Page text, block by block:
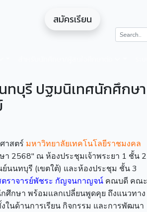
สมัครเรียน
ทบุรี ปฐมนิเทศนักศึกษา
าสตร์ มหาวิทยาลัยเทคโนโลยีราชมงคล
2568" ณ ห้องประชุมเจ้าพระยา 1 ชั้น 2
นทบุรี (เขตใต้) และห้องประชุม ชั้น 3
ตราจารย์พัชระ กัญจนกาญจน์คณบดี คณะ
ศึกษา พร้อมแลกเปลี่ยนพูดคุย ถึงแนวทาง
นด้านการเรียน กิจกรรม และการพัฒนา